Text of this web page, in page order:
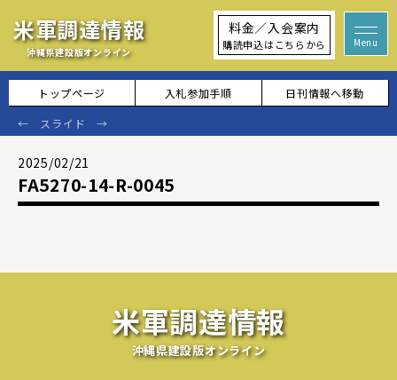
米軍調達情報
沖縄県建設版オンライン
料金／入会案内
購読申込はこちらから
トップページ 入札参加手順 日刊情報へ移動
2025/02/21
FA5270-14-R-0045
米軍調達情報
沖縄県建設版オンライン